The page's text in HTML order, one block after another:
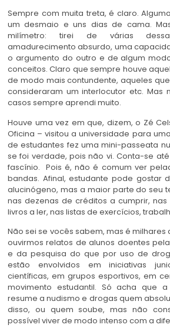
Sempre com muita treta, é claro.
um desmaio e uns dias de cama.
milímetro: tirei de várias
amadurecimento absurdo, uma
o argumento do outro e de algum
conceitos. Claro que sempre houve
de modo mais contundente, aqueles
consideraram um interlocutor etc. Mas
casos sempre aprendi muito.
Houve uma vez em que, dizem, o Zé
Oficina – visitou a universidade para
de estudantes fez uma mini-passeata
se foi verdade, pois não vi. Conta-se
fascínio. Pois é, não é comum ver
bandas. Afinal, estudante pode gostar
alucinógeno, mas a maior parte do seu
nas dezenas de créditos a cumprir,
livros a ler, nas listas de exercícios,
Não sei se vocês sabem, mas é
ouvirmos relatos de alunos doentes
e da pesquisa do que por uso de
estão envolvidos em iniciativas
científicas, em grupos esportivos, em
movimento estudantil. Só acha que
resume a nudismo e drogas quem
disso, ou quem soube, mas não
possível viver de modo intenso com a